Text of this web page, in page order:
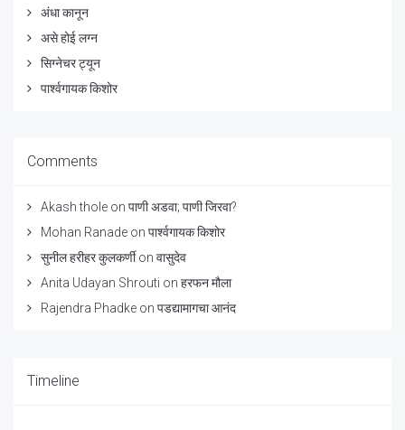
अंधा कानून
असे होई लग्न
सिग्नेचर ट्यून
पार्श्वगायक किशोर
Comments
Akash thole on पाणी अडवा; पाणी जिरवा?
Mohan Ranade on पार्श्वगायक किशोर
सुनील हरीहर कुलकर्णीon वासुदेव
Anita Udayan Shrouti on हरफन मौला
Rajendra Phadke on पडद्यामागचा आनंद
Timeline